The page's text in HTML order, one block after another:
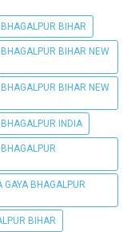
BIHAR
BIHAR NEW
BIHAR NEW
INDIA
GAYA BHAGALPUR
BIHAR